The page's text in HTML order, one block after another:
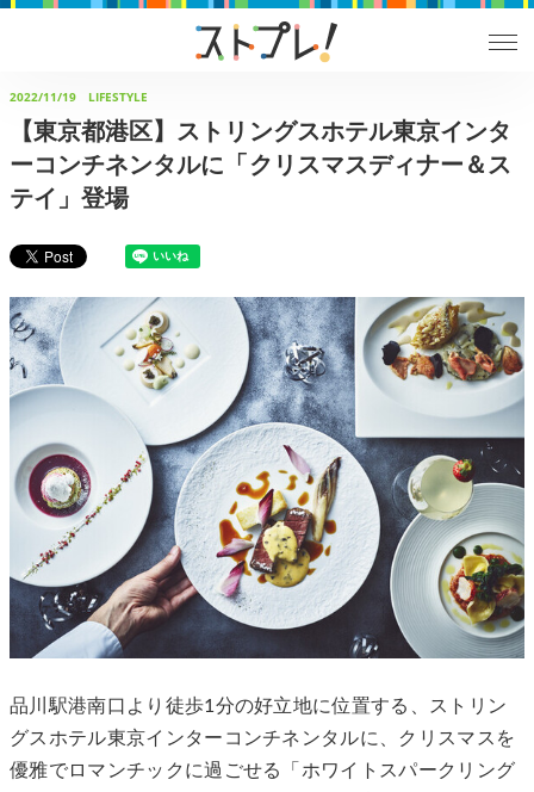
2022/11/19 LIFESTYLE
【東京都港区】ストリングスホテル東京インタ
ーコンチネンタルに「クリスマスディナー＆ス
テイ」登場
品川駅港南口より徒歩1分の好立地に位置する、ストリン
グスホテル東京インターコンチネンタルに、クリスマスを
優雅でロマンチックに過ごせる「ホワイトスパークリング